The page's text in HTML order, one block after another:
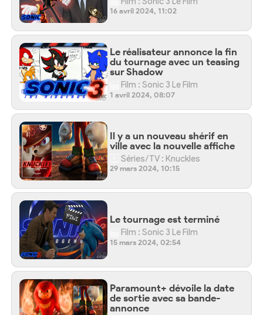
16 avril 2024, 11:02
Le réalisateur annonce la fin
du tournage avec un teasing
sur Shadow
Film : Sonic 3 Le Film
1 avril 2024, 08:07
Il y a un nouveau shérif en
ville avec la nouvelle affiche
Séries/TV : Knuckles
29 mars 2024, 10:15
Le tournage est terminé
Film : Sonic 3 Le Film
15 mars 2024, 02:54
Paramount+ dévoile la date
de sortie avec sa bande-
annonce